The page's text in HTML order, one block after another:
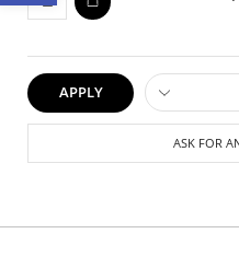
APPLY
ASK FOR